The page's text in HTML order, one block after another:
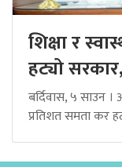
शिक्षा र
हट्यो
बर्दिवास, ५ साउन ।
प्रतिशत समता कर